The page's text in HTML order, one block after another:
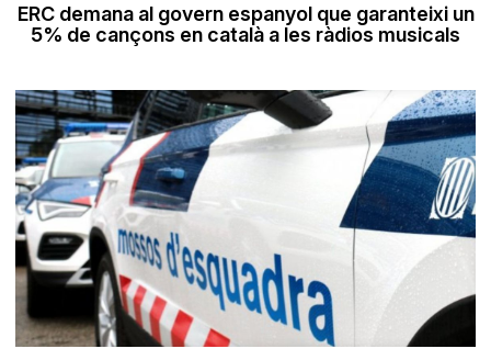
ERC demana al govern espanyol que garanteixi un
5% de cançons en català a les ràdios musicals